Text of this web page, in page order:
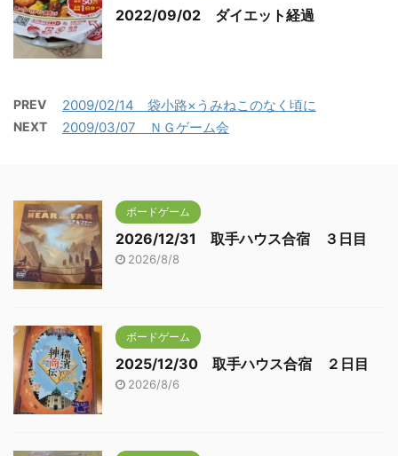
2022/09/02 ダイエット経過
PREV 2009/02/14 袋小路×うみねこのなく頃に
NEXT 2009/03/07 ＮＧゲーム会
ボードゲーム
2026/12/31 取手ハウス合宿 ３日目
2026/8/8
ボードゲーム
2025/12/30 取手ハウス合宿 ２日目
2026/8/6